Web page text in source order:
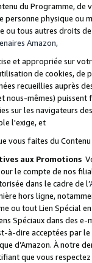
du Programme, de
personne physique ou
ou tous autres droits
Amazon,
et appropriée sur
de cookies, de
recueillies auprès
nous-mêmes)
sur les navigateurs
l'exige, et
vous faites du
aux Promotions
le compte de nos
dans le cadre de l’
hors ligne,
ou tout Lien Spécial
Spéciaux dans des
à-dire acceptées par
d’Amazon. À notre
que vous